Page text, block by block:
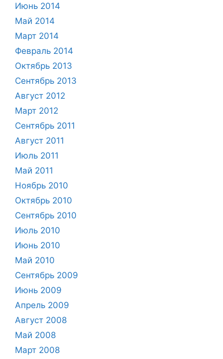
Июнь 2014
Май 2014
Март 2014
Февраль 2014
Октябрь 2013
Сентябрь 2013
Август 2012
Март 2012
Сентябрь 2011
Август 2011
Июль 2011
Май 2011
Ноябрь 2010
Октябрь 2010
Сентябрь 2010
Июль 2010
Июнь 2010
Май 2010
Сентябрь 2009
Июнь 2009
Апрель 2009
Август 2008
Май 2008
Март 2008